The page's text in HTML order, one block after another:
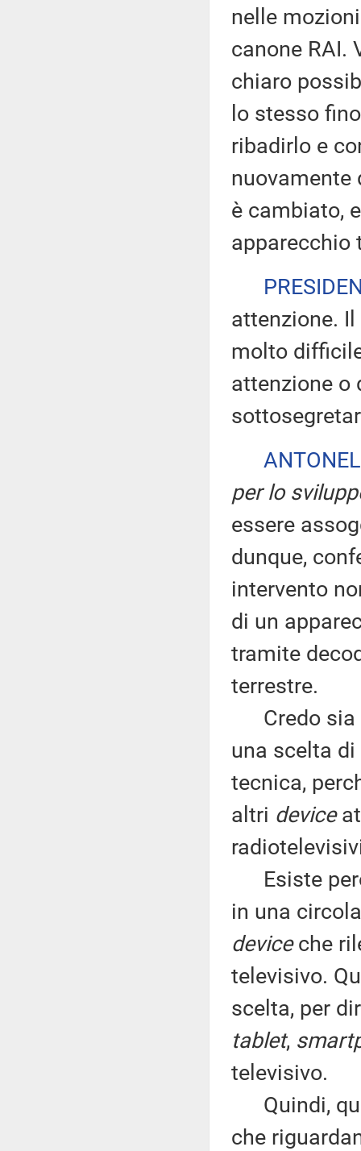
nelle
canone RAI.
chiaro
lo stesso
ribadirlo e
nuovamente
è cambiato,
apparecchio
attenzione.
molto
attenzione o
per lo
essere
dunque,
intervento
di un
tramite
terrestre.
Credo sia
una scelta
tecnica,
altri device
Esiste
in una
deviceche
televisivo.
scelta, per
tablet,
televisivo.
Quindi,
che